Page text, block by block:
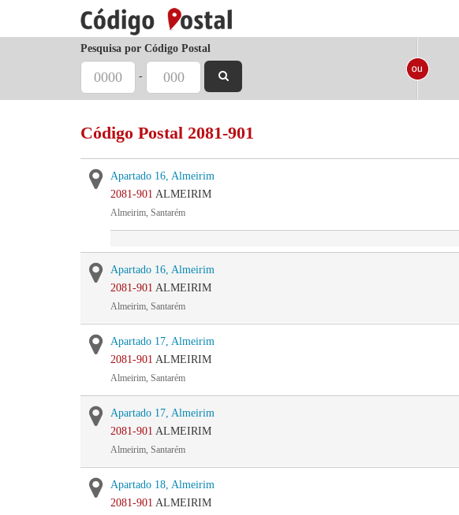
Pesquisa por Código Postal
-
Código Postal 2081-901
Apartado 16, Almeirim
2081-901 ALMEIRIM
Almeirim, Santarém
Apartado 16, Almeirim
2081-901 ALMEIRIM
Almeirim, Santarém
Apartado 17, Almeirim
2081-901 ALMEIRIM
Almeirim, Santarém
Apartado 17, Almeirim
2081-901 ALMEIRIM
Almeirim, Santarém
Apartado 18, Almeirim
2081-901 ALMEIRIM